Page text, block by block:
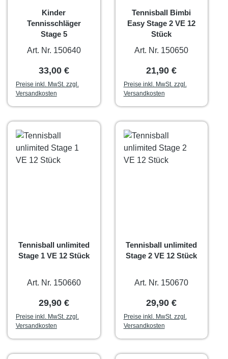
Kinder
Tennisschläger
Stage 5
Art. Nr. 150640
Regulärer Preis:
33,00 €
Preise inkl. MwSt. zzgl.
Versandkosten
Tennisball Bimbi
Easy Stage 2 VE 12
Stück
Art. Nr. 150650
Regulärer Preis:
21,90 €
Preise inkl. MwSt. zzgl.
Versandkosten
Tennisball unlimited
Stage 1 VE 12 Stück
Art. Nr. 150660
Regulärer Preis:
29,90 €
Preise inkl. MwSt. zzgl.
Versandkosten
Tennisball unlimited
Stage 2 VE 12 Stück
Art. Nr. 150670
Regulärer Preis:
29,90 €
Preise inkl. MwSt. zzgl.
Versandkosten